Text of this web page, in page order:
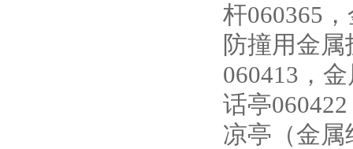
杆060365
防撞用金属
060413，
话亭
凉亭（金属